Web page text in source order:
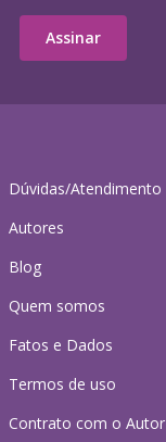
Dúvidas/Atendimento
Autores
Blog
Quem somos
Fatos e Dados
Termos de uso
Contrato com o Autor
Assinar